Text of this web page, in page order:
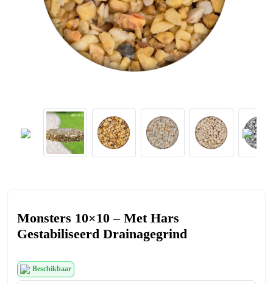
Monsters 10×10 – Met Hars
Gestabiliseerd Drainagegrind
Beschikbaar